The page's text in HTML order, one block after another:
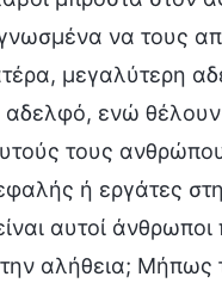
να τους
μεγαλύτερη
αδελφό, ενώ θέλουν
τους
ή εργάτες
αυτοί άνθρωποι
αλήθεια; Μήπως